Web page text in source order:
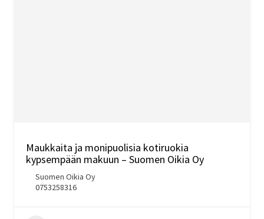
Maukkaita ja monipuolisia kotiruokia
kypsempään makuun – Suomen Oikia Oy
Suomen Oikia Oy
0753258316